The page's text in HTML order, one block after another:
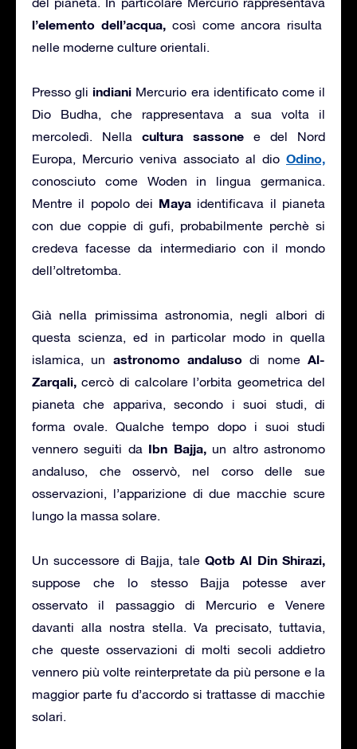
l’elemento dell’acqua,così come ancora risulta
nelle moderne culture orientali.
Presso gli indiani Mercurio era identificato come il
Dio Budha, che rappresentava a sua volta il
mercoledì. Nella cultura sassone e del Nord
Europa, Mercurio veniva associato al dio Odino,
conosciuto come Woden in lingua germanica.
Mentre il popolo dei Maya identificava il pianeta
con due coppie di gufi, probabilmente perchè si
credeva facesse da intermediario con il mondo
dell’oltretomba.
Già nella primissima astronomia, negli albori di
questa scienza, ed in particolar modo in quella
islamica, un astronomo andaluso di nomeAl-
Zarqali, cercò di calcolare l’orbita geometrica del
pianeta che appariva, secondo i suoi studi, di
forma ovale. Qualche tempo dopo i suoi studi
vennero seguiti da Ibn Bajja,un altro astronomo
andaluso, che osservò, nel corso delle sue
osservazioni, l’apparizione di due macchie scure
lungo la massa solare.
Un successore di Bajja, tale Qotb Al Din Shirazi,
suppose che lo stesso Bajja potesse aver
osservato il passaggio di Mercurio e Venere
davanti alla nostra stella. Va precisato, tuttavia,
che queste osservazioni di molti secoli addietro
vennero più volte reinterpretate da più persone e la
maggior parte fu d’accordo si trattasse di macchie
solari.